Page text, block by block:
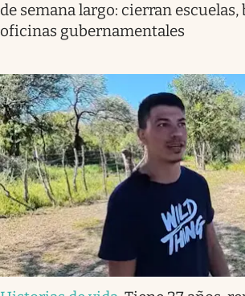
de semana largo: cierran escuelas,
oficinas gubernamentales